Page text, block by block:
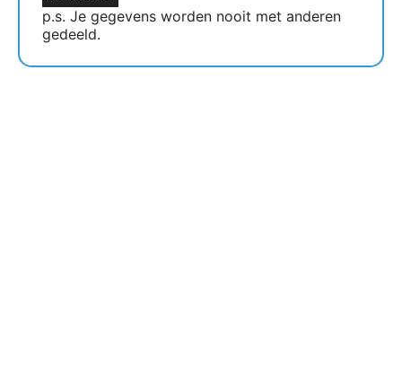
p.s. Je gegevens worden nooit met anderen
gedeeld.